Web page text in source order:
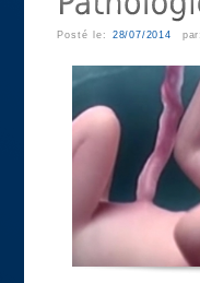
Posté le: 28/07/2014